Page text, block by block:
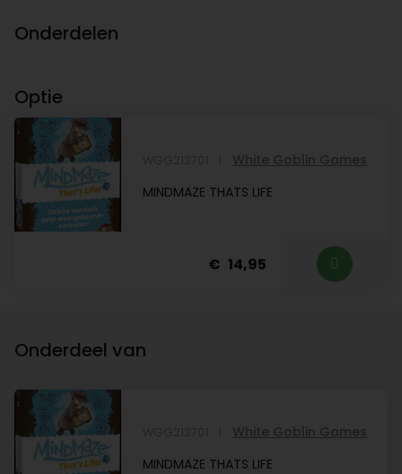
Onderdelen
Optie
White Goblin Games
MINDMAZE THATS LIFE
14,95
Onderdeel van
White Goblin Games
MINDMAZE THATS LIFE